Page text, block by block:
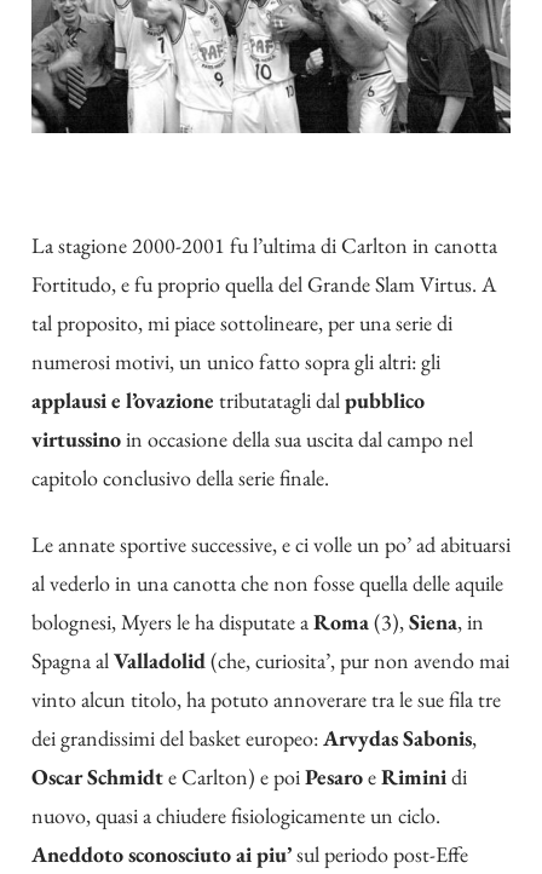
La stagione 2000-2001 fu l’ultima di Carlton in canotta
Fortitudo, e fu proprio quella del Grande Slam Virtus. A
tal proposito, mi piace sottolineare, per una serie di
numerosi motivi, un unico fatto sopra gli altri: gli
applausi e l’ovazione tributatagli dalpubblico
virtussinoin occasione della sua uscita dal campo nel
capitolo conclusivo della serie finale.
Le annate sportive successive, e ci volle un po’ ad abituarsi
al vederlo in una canotta che non fosse quella delle aquile
bolognesi, Myers le ha disputate aRoma(3),Siena, in
Spagna alValladolid(che, curiosita’, pur non avendo mai
vinto alcun titolo, ha potuto annoverare tra le sue fila tre
dei grandissimi del basket europeo:Arvydas Sabonis,
Oscar Schmidte Carlton) e poiPesaroeRiminidi
nuovo, quasi a chiudere fisiologicamente un ciclo.
Aneddoto sconosciuto ai piu’sul periodo post-Effe